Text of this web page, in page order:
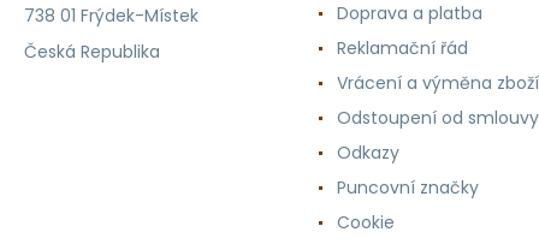
738 01 Frýdek-Místek
Česká Republika
Doprava a platba
Reklamační řád
Vrácení a výměna zboží
Odstoupení od smlouvy
Odkazy
Puncovní značky
Cookie